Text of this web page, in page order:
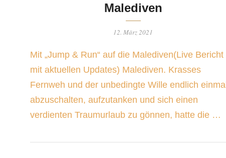
Malediven
12. März 2021
Mit „Jump & Run“ auf die Malediven(Live Bericht
mit aktuellen Updates) Malediven. Krasses
Fernweh und der unbedingte Wille endlich einmal
abzuschalten, aufzutanken und sich einen
verdienten Traumurlaub zu gönnen, hatte die …